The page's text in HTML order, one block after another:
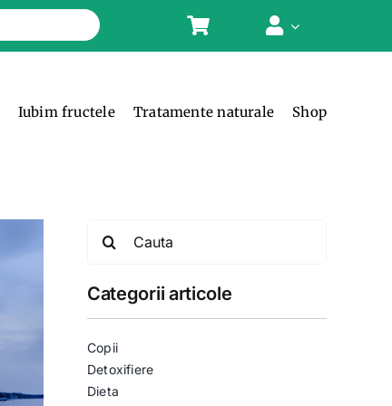
Iubim fructele Tratamente naturale Shop
Categorii articole
Copii
Detoxifiere
Dieta